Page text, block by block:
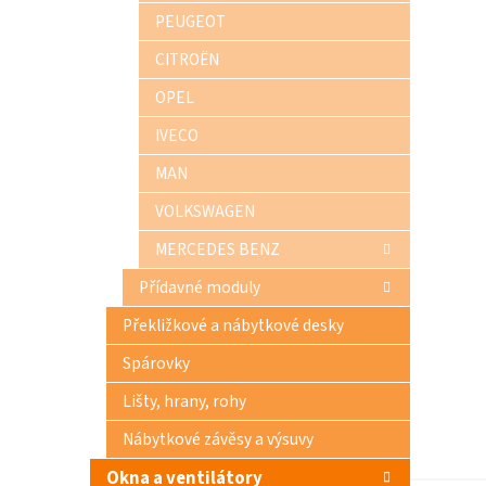
PEUGEOT
CITROËN
OPEL
IVECO
MAN
VOLKSWAGEN
MERCEDES BENZ
Přídavné moduly
Překližkové a nábytkové desky
Spárovky
Lišty, hrany, rohy
Nábytkové závěsy a výsuvy
Okna a ventilátory